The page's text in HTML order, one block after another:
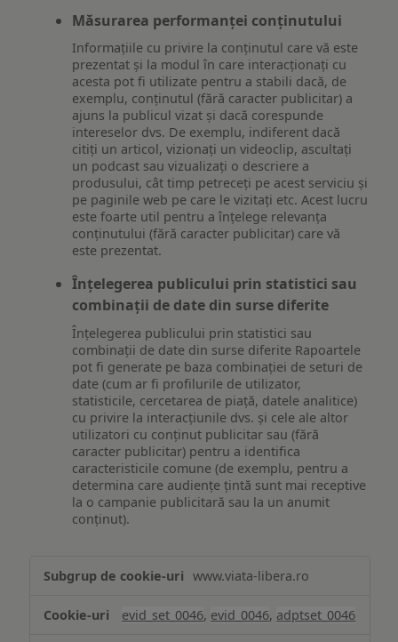
Măsurarea performanței conținutului
Informațiile cu privire la conținutul care vă este
prezentat și la modul în care interacționați cu
acesta pot fi utilizate pentru a stabili dacă, de
exemplu, conținutul (fără caracter publicitar) a
ajuns la publicul vizat și dacă corespunde
intereselor dvs. De exemplu, indiferent dacă
citiți un articol, vizionați un videoclip, ascultați
un podcast sau vizualizați o descriere a
produsului, cât timp petreceți pe acest serviciu și
pe paginile web pe care le vizitați etc. Acest lucru
este foarte util pentru a înțelege relevanța
conținutului (fără caracter publicitar) care vă
este prezentat.
Înțelegerea publicului prin statistici sau
combinații de date din surse diferite
Înțelegerea publicului prin statistici sau
combinații de date din surse diferite Rapoartele
pot fi generate pe baza combinației de seturi de
date (cum ar fi profilurile de utilizator,
statisticile, cercetarea de piață, datele analitice)
cu privire la interacțiunile dvs. și cele ale altor
utilizatori cu conținut publicitar sau (fără
caracter publicitar) pentru a identifica
caracteristicile comune (de exemplu, pentru a
determina care audiențe țintă sunt mai receptive
la o campanie publicitară sau la un anumit
conținut).
www.viata-libera.ro
evid_set_0046, evid_0046, adptset_0046